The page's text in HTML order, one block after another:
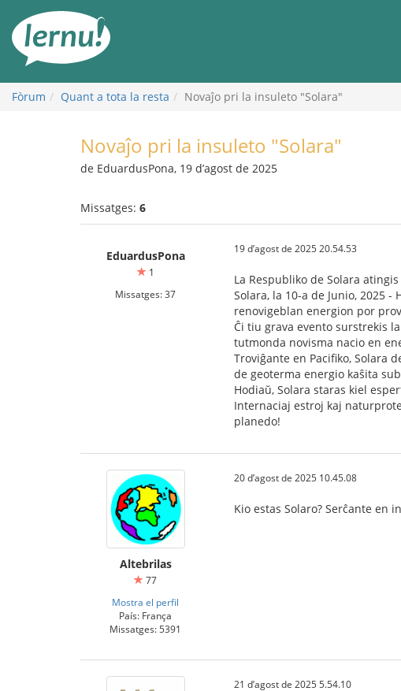
contingut
Fòrum Quant a tota la resta Novaĵo pri la insuleto "Solara"
Novaĵo pri la insuleto "Solara"
de EduardusPona, 19 d’agost de 2025
Missatges: 6
EduardusPona
1
Missatges: 37
19 d’agost de 2025 20.54.53
La Respubliko de Solara
Solara, la 10-a de Junio, 2025
renovigeblan energion por
Ĉi tiu grava evento surstrekis
tutmonda novisma nacio en
Troviĝante en Pacifiko, Solara
de geoterma energio kaŝita
Hodiaŭ, Solara staras kiel
Internaciaj estroj kaj
planedo!
Altebrilas
77
Mostra el perfil
País: França
Missatges: 5391
20 d’agost de 2025 10.45.08
Kio estas Solaro? Serĉante
21 d’agost de 2025 5.54.10